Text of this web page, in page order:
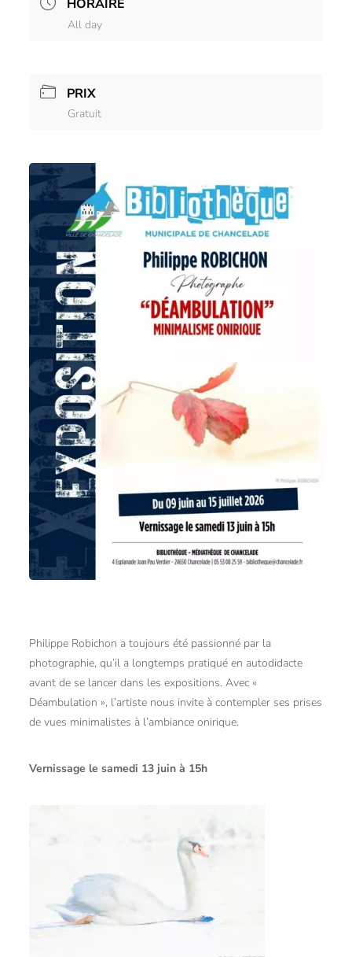
HORAIRE
All day
PRIX
Gratuit
Philippe Robichon a toujours été passionné par la
photographie, qu’il a longtemps pratiqué en autodidacte
avant de se lancer dans les expositions. Avec «
Déambulation », l’artiste nous invite à contempler ses prises
de vues minimalistes à l’ambiance onirique.
Vernissage le samedi 13 juin à 15h